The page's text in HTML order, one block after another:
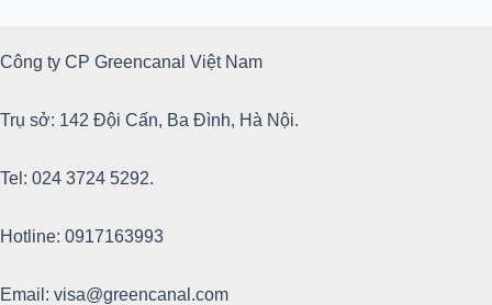
Công ty CP Greencanal Việt Nam
Trụ sở: 142 Đội Cấn, Ba Đình, Hà Nội.
Tel: 024 3724 5292.
Hotline: 0917163993
Email: visa@greencanal.com